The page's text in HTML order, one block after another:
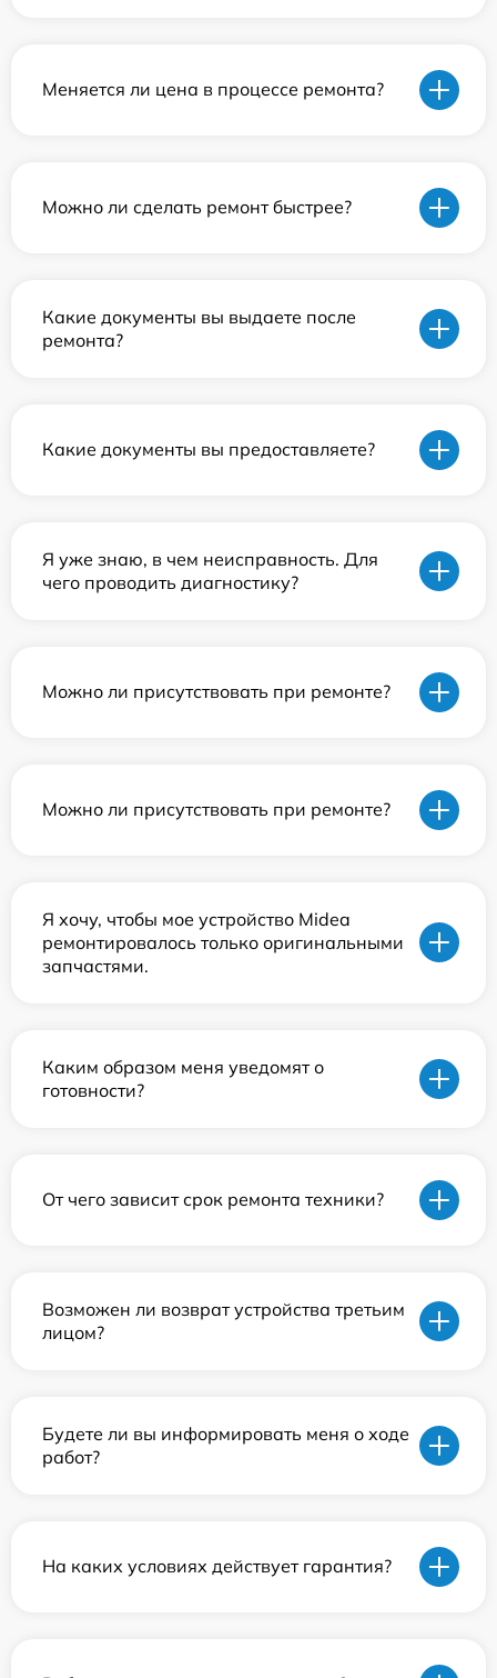
Меняется ли цена в процессе ремонта?
Можно ли сделать ремонт быстрее?
Какие документы вы выдаете после
ремонта?
Какие документы вы предоставляете?
Я уже знаю, в чем неисправность. Для
чего проводить диагностику?
Можно ли присутствовать при ремонте?
Можно ли присутствовать при ремонте?
Я хочу, чтобы мое устройство Midea
ремонтировалось только оригинальными
запчастями.
Каким образом меня уведомят о
готовности?
От чего зависит срок ремонта техники?
Возможен ли возврат устройства третьим
лицом?
Будете ли вы информировать меня о ходе
работ?
На каких условиях действует гарантия?